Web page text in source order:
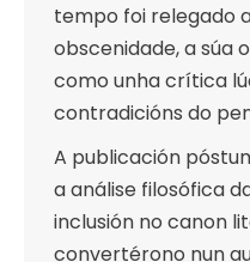
tempo foi relegado
obscenidade, a súa
como unha crítica
contradicións do
A publicación
a análise filosófica
inclusión no canon
convertérono nun